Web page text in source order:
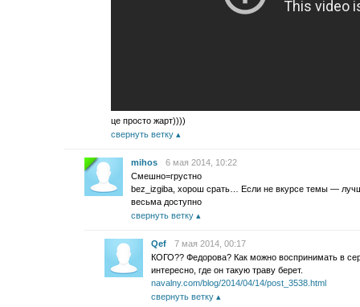
це просто жарт))))
свернуть ветку
mihos
6 мая 2014, 10:22
Смешно=грустно
bez_izgiba, хорош срать… Если не вкурсе темы —
весьма доступно
свернуть ветку
Qef
7 мая 2014, 00:17
КОГО?? Федорова? Как можно воспринимать в
интересно, где он такую траву берет.
navalny.com/blog/2014/04/14/post_3538.html
свернуть ветку